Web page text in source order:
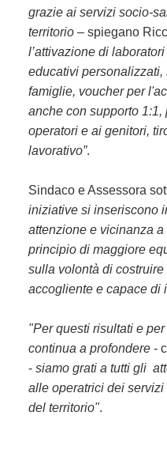
grazie ai servizi socio-
territorio – spiegano
l’attivazione di
educativi
famiglie, voucher per
anche con supporto
operatori e ai genitori,
lavorativo”.
Sindaco e Assessora
iniziative si inseriscono
attenzione e vicinanza
principio di maggiore
sulla volontà di
accogliente e capace di
"Per questi risultati e
continua a profondere -
- siamo grati a tutti gli
alle operatrici dei
del territorio".